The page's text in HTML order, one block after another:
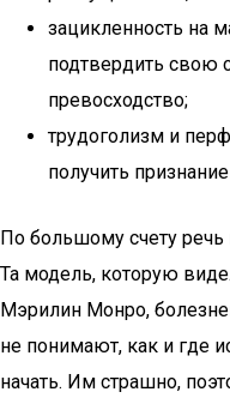
зацикленность на
подтвердить свою
превосходство;
трудоголизм и
получить
По большому счету
Та модель, которую
Мэрилин Монро,
не понимают, как и где
начать. Им страшно,